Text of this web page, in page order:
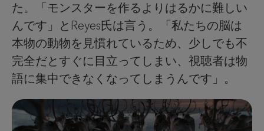
た。「モンスターを作るよりはるかに難しい
んです」とReyes氏は言う。「私たちの脳は
本物の動物を見慣れているため、少しでも不
完全だとすぐに目立ってしまい、視聴者は物
語に集中できなくなってしまうんです」。